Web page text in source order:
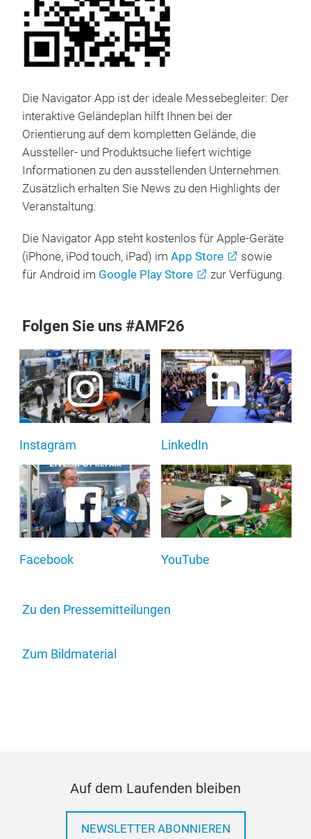
Die Navigator App ist der ideale Messebegleiter: Der
interaktive Geländeplan hilft Ihnen bei der
Orientierung auf dem kompletten Gelände, die
Aussteller- und Produktsuche liefert wichtige
Informationen zu den ausstellenden Unternehmen.
Zusätzlich erhalten Sie News zu den Highlights der
Veranstaltung.
Die Navigator App steht kostenlos für Apple-Geräte
(iPhone, iPod touch, iPad) im App Store
sowie
für Android im Google Play Store zur Verfügung.
Folgen Sie uns #AMF26
Instagram LinkedIn
Facebook YouTube
Zu den Pressemitteilungen
Zum Bildmaterial
Auf dem Laufenden bleiben
NEWSLETTER ABONNIEREN